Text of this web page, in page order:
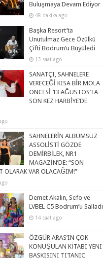
Buluşmaya Devam Ediyor
48 dakika ago
Başka Resort’ta
Unutulmaz Gece Özülkü
Çifti Bodrum’u Büyüledi
13 saat ago
SANATÇI, SAHNELERE
VERECEĞİ KISA BİR MOLA
ÖNCESİ 13 AĞUSTOS’TA
SON KEZ HARBİYE’DE
SAHNELERİN ALBÜMSÜZ
ASSOLİSTİ GÖZDE
DEMİRBİLEK, NR1
MAGAZİN’DE: “SON
OLARAK VAR OLACAĞIM!”
Demet Akalın, Sefo ve
LVBEL C5 Bodrum’u Salladı
14 saat ago
ÖZGÜR ARAS’IN ÇOK
KONUŞULAN KİTABI YENI
BASKISINI TITANIC